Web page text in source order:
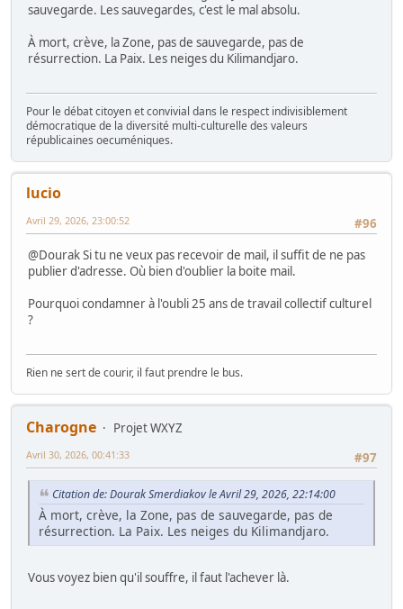
sauvegarde. Les sauvegardes, c'est le mal absolu.
À mort, crève, la Zone, pas de sauvegarde, pas de
résurrection. La Paix. Les neiges du Kilimandjaro.
Pour le débat citoyen et convivial dans le respect indivisiblement
démocratique de la diversité multi-culturelle des valeurs
républicaines oecuméniques.
lucio
#96
Avril 29, 2026, 23:00:52
@Dourak Si tu ne veux pas recevoir de mail, il suffit de ne pas
publier d'adresse. Où bien d'oublier la boite mail.
Pourquoi condamner à l'oubli 25 ans de travail collectif culturel
?
Rien ne sert de courir, il faut prendre le bus.
Charogne
Projet WXYZ
#97
Avril 30, 2026, 00:41:33
Citation de: Dourak Smerdiakov le Avril 29, 2026, 22:14:00
À mort, crève, la Zone, pas de sauvegarde, pas de
résurrection. La Paix. Les neiges du Kilimandjaro.
Vous voyez bien qu'il souffre, il faut l'achever là.